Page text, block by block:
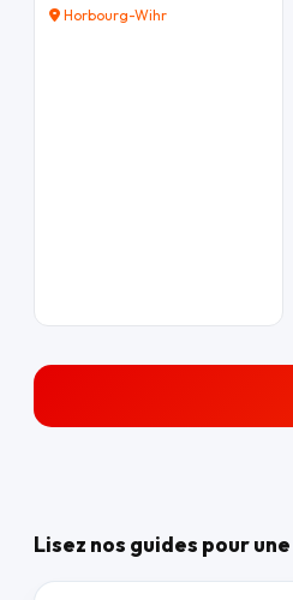
Horbourg-Wihr
Lisez nos guides pour